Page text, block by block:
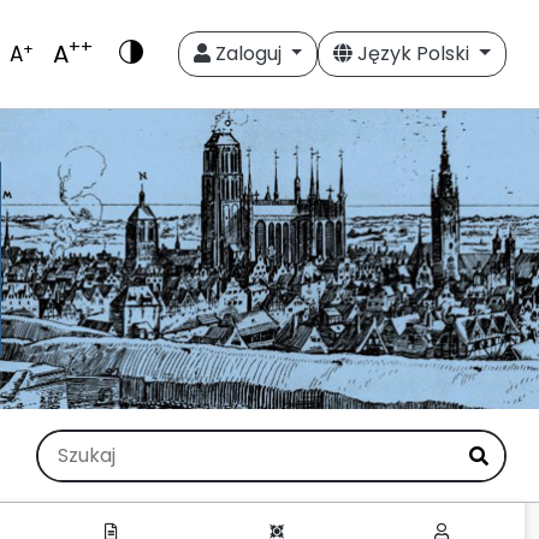
A+ A++ Zaloguj Język Polski